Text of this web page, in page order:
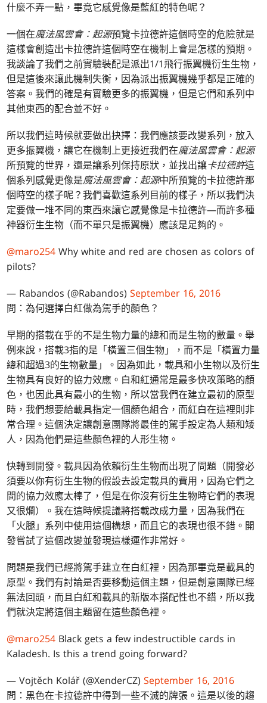
什麼不弄一點，畢竟它感覺像是藍紅的特色呢？
一個在魔法風雲會：起源預覽卡拉德許這個時空的危險就是
這樣會創造出卡拉德許這個時空在機制上會是怎樣的預期。
我談論了我們之前實驗裝配是派出1/1飛行振翼機衍生生物，
但是這後來讓此機制失衡，因為派出振翼機幾乎都是正確的
答案。我們的確是有實驗更多的振翼機，但是它們和系列中
其他東西的配合並不好。
所以我們這時候就要做出抉擇：我們應該要改變系列，放入
更多振翼機，讓它在機制上更接近我們在魔法風雲會：起源
所預覽的世界，還是讓系列保持原狀，並找出讓卡拉德許這
個系列感覺更像是魔法風雲會：起源中所預覽的卡拉德許那
個時空的樣子呢？我們喜歡這系列目前的樣子，所以我們決
定要做一堆不同的東西來讓它感覺像是卡拉德許—而許多種
神器衍生生物（而不單只是振翼機）應該是足夠的。
@maro254 Why white and red are chosen as colors of
pilots?
— Rabandos (@Rabandos)September 16, 2016
問：為何選擇白紅做為駕手的顏色？
早期的搭載在乎的不是生物力量的總和而是生物的數量。舉
例來說，搭載3指的是「橫置三個生物」，而不是「橫置力量
總和超過3的生物數量」。因為如此，載具和小生物以及衍生
生物具有良好的協力效應。白和紅通常是最多快攻策略的顏
色，也因此具有最小的生物，所以當我們在建立最初的原型
時，我們想要給載具指定一個顏色組合，而紅白在這裡則非
常合理。這個決定讓創意團隊將最佳的駕手設定為人類和矮
人，因為他們是這些顏色裡的人形生物。
快轉到開發。載具因為依賴衍生生物而出現了問題（開發必
須要以你有衍生生物的假設去設定載具的費用，因為它們之
間的協力效應太棒了，但是在你沒有衍生生物時它們的表現
又很爛）。我在這時候提議將搭載改成力量，因為我們在
「火腿」系列中使用這個構想，而且它的表現也很不錯。開
發嘗試了這個改變並發現這樣運作非常好。
問題是我們已經將駕手建立在白紅裡，因為那畢竟是載具的
原型。我們有討論是否要移動這個主題，但是創意團隊已經
無法回頭，而且白紅和載具的新版本搭配性也不錯，所以我
們就決定將這個主題留在這些顏色裡。
@maro254 Black gets a few indestructible cards in
Kaladesh. Is this a trend going forward?
— Vojtěch Kolář (@XenderCZ)September 16, 2016
問：黑色在卡拉德許中得到一些不滅的牌張。這是以後的趨